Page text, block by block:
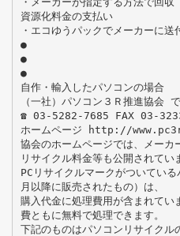
資源化料金の支払い
・エコゆうパックでメーカーに送
●
●
●
自作・輸入したパソコンの場合
（一社）パソコン３Ｒ推進協会 で
☎ 03-5282-7685 FAX 03-
ホームページ http://
協会のホームページでは、メーカ
リサイクル料金等も公開されてい
PCリサイクルマークがついてい
月以降に販売されたもの）は、
購入代金に処理費用が含まれてい
費ともに無料で処理できます。
下記のものはパソコンリサイクル